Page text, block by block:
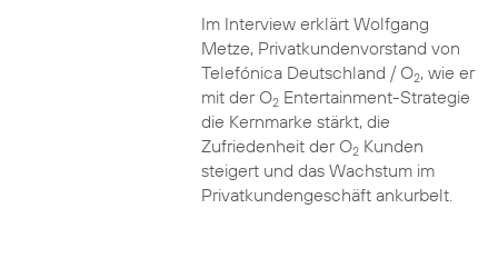
Im Interview erklärt Wolfgang
Metze, Privatkundenvorstand von
Telefónica Deutschland / O2, wie er
mit der O2Entertainment-Strategie
die Kernmarke stärkt, die
Zufriedenheit der O2Kunden
steigert und das Wachstum im
Privatkundengeschäft ankurbelt.